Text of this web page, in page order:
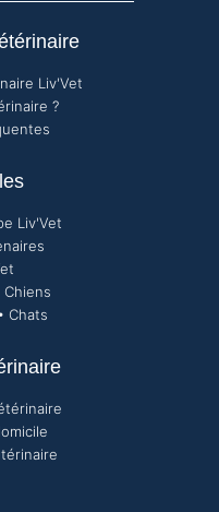
Liv'Vet
?
Liv'Vet
Chiens
Chats